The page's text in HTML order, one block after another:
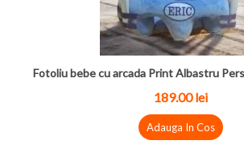
Fotoliu bebe cu arcada Print Albastru
189.00lei
Adauga In Cos